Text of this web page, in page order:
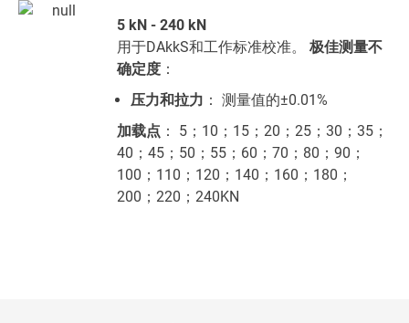
5 kN - 240 kN
用于DAkkS和工作标准校准。
极佳测量不
确定度：
压力和拉力 ： 测量值的±0.01%
加载点 ： 5；10；15；20；25；30；35；
40；45；50；55；60；70；80；90；
100；110；120；140；160；180；
200；220；240KN